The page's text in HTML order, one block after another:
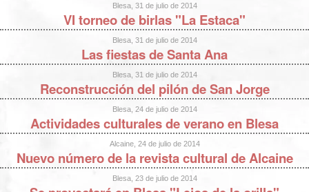
Blesa, 31 de julio de 2014
VI torneo de birlas "La Estaca"
Blesa, 31 de julio de 2014
Las fiestas de Santa Ana
Blesa, 31 de julio de 2014
Reconstrucción del pilón de San Jorge
Blesa, 24 de julio de 2014
Actividades culturales de verano en Blesa
Alcaine, 24 de julio de 2014
Nuevo número de la revista cultural de Alcaine
Blesa, 23 de julio de 2014